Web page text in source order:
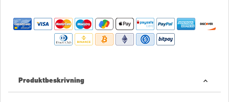
Produktbeskrivning